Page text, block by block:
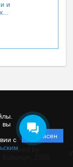
вы
с
Согласен
и
Powered by